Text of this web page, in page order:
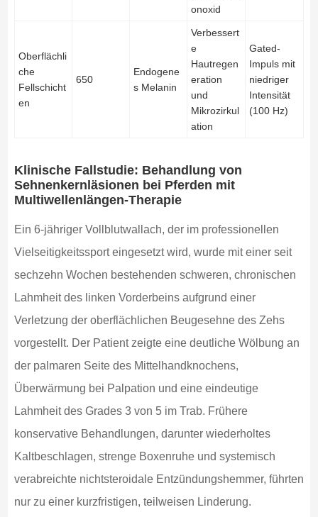
onoxid
Oberflächli
che
Fellschicht
en
650
Endogene
s Melanin
Verbessert
e
Hautregen
eration
und
Mikrozirkul
ation
Gated-
Impuls mit
niedriger
Intensität
(100 Hz)
Klinische Fallstudie: Behandlung von
Sehnenkernläsionen bei Pferden mit
Multiwellenlängen-Therapie
Ein 6-jähriger Vollblutwallach, der im professionellen
Vielseitigkeitssport eingesetzt wird, wurde mit einer seit
sechzehn Wochen bestehenden schweren, chronischen
Lahmheit des linken Vorderbeins aufgrund einer
Verletzung der oberflächlichen Beugesehne des Zehs
vorgestellt. Der Patient zeigte eine deutliche Wölbung an
der palmaren Seite des Mittelhandknochens,
Überwärmung bei Palpation und eine eindeutige
Lahmheit des Grades 3 von 5 im Trab. Frühere
konservative Behandlungen, darunter wiederholtes
Kaltbeschlagen, strenge Boxenruhe und systemisch
verabreichte nichtsteroidale Entzündungshemmer, führten
nur zu einer kurzfristigen, teilweisen Linderung.